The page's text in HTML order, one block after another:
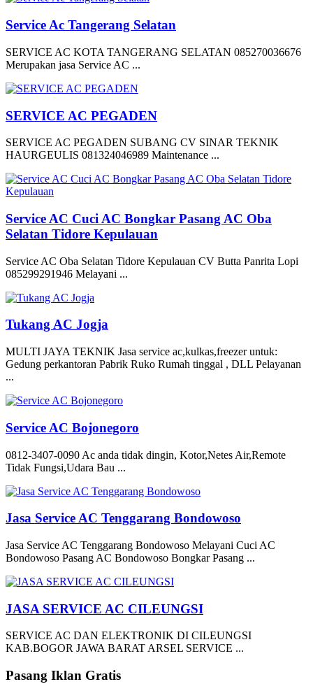
Service Ac Tangerang Selatan
SERVICE AC KOTA TANGERANG SELATAN 085270036676
Merupakan jasa Service AC ...
SERVICE AC PEGADEN
SERVICE AC PEGADEN SUBANG CV SINAR TEKNIK
HAURGEULIS 081324046989 Maintenance ...
Service AC Cuci AC Bongkar Pasang AC Oba
Selatan Tidore Kepulauan
Service AC Oba Selatan Tidore Kepulauan CV Butta Panrita Lopi
085299291946 Melayani ...
Tukang AC Jogja
MULTI JAYA TEKNIK Jasa service ac,kulkas,freezer untuk:
Gedung perkantoran Pabrik Ruko Rumah tinggal , DLL Pelayanan
...
Service AC Bojonegoro
0812-3407-0090 Ac anda tidak dingin, Kotor,Netes Air,Remote
Tidak Fungsi,Udara Bau ...
Jasa Service AC Tenggarang Bondowoso
Jasa Service AC Tenggarang Bondowoso Melayani Cuci AC
Bondowoso Pasang AC Bondowoso Bongkar Pasang ...
JASA SERVICE AC CILEUNGSI
SERVICE AC DAN ELEKTRONIK DI CILEUNGSI
KAB.BOGOR JAWA BARAT ARSEL SERVICE ...
Pasang Iklan Gratis